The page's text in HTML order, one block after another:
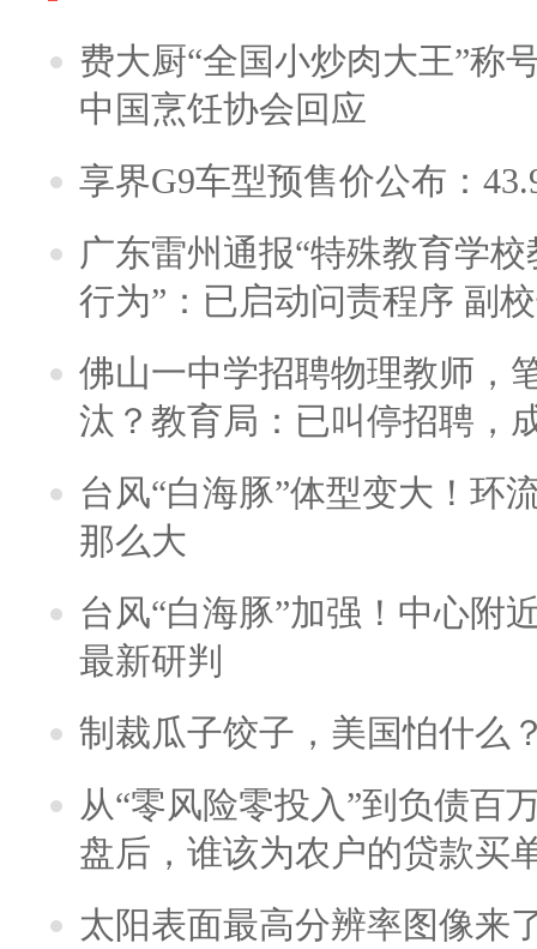
费大厨“全国小炒肉大王”称
中国烹饪协会回应
享界G9车型预售价公布：
广东雷州通报“特殊教育学
行为”：已启动问责程序 副
佛山一中学招聘物理教师，
汰？教育局：已叫停招聘，
台风“白海豚”体型变大！环
那么大
台风“白海豚”加强！中心附
最新研判
制裁瓜子饺子，美国怕什么
从“零风险零投入”到负债百
盘后，谁该为农户的贷款买
太阳表面最高分辨率图像来